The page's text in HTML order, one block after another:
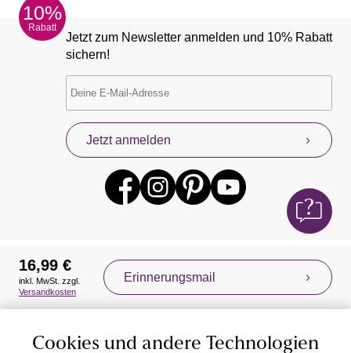
10%
Rabatt
Jetzt zum Newsletter anmelden und 10% Rabatt
sichern!
Jetzt anmelden
Auszeichnungen
16,99 €
inkl. MwSt. zzgl.
Versandkosten
Erinnerungsmail
Cookies und andere Technologien